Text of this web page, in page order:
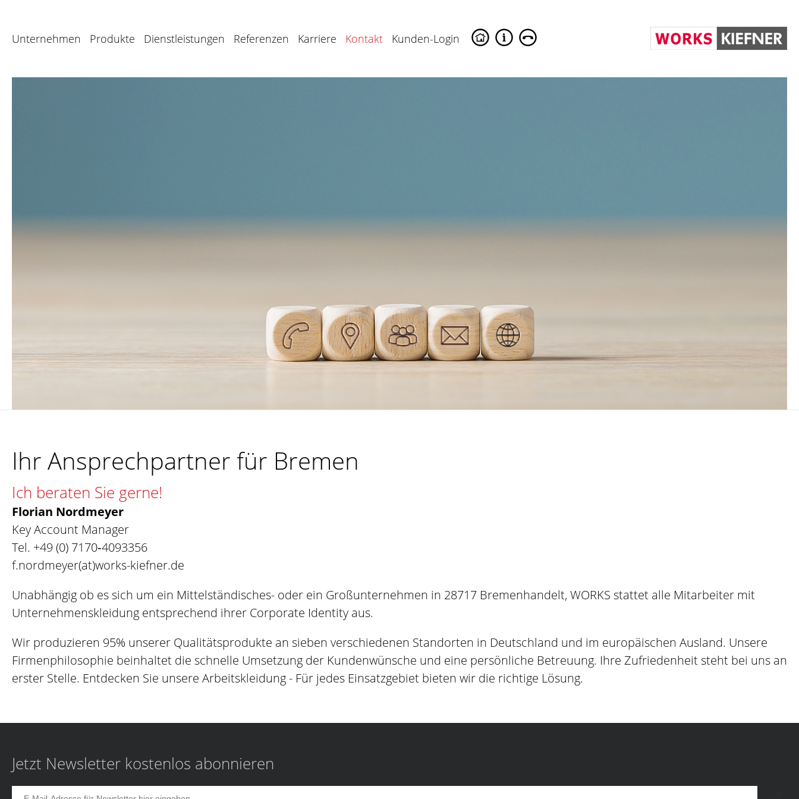
Unternehmen Produkte Dienstleistungen Referenzen Karriere Kontakt Kunden-Login
Ihr Ansprechpartner für Bremen
Ich beraten Sie gerne!
Florian Nordmeyer
Key Account Manager
Tel. +49 (0) 7170‐4093356
f.nordmeyer(at)works-kiefner.de
Unabhängig ob es sich um ein Mittelständisches- oder ein Großunternehmen in 28717 Bremenhandelt, WORKS stattet alle Mitarbeiter mit
Unternehmenskleidung entsprechend ihrer Corporate Identity aus.
Wir produzieren 95% unserer Qualitätsprodukte an sieben verschiedenen Standorten in Deutschland und im europäischen Ausland. Unsere
Firmenphilosophie beinhaltet die schnelle Umsetzung der Kundenwünsche und eine persönliche Betreuung. Ihre Zufriedenheit steht bei uns an
erster Stelle. Entdecken Sie unsere Arbeitskleidung - Für jedes Einsatzgebiet bieten wir die richtige Lösung.
Jetzt Newsletter kostenlos abonnieren